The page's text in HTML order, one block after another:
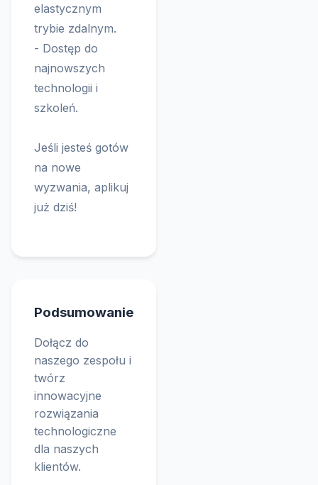
elastycznym
trybie zdalnym.
- Dostęp do
najnowszych
technologii i
szkoleń.
Jeśli jesteś gotów
na nowe
wyzwania, aplikuj
już dziś!
Podsumowanie
Dołącz do
naszego zespołu i
twórz
innowacyjne
rozwiązania
technologiczne
dla naszych
klientów.